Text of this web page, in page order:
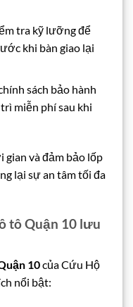
tra kỹ lưỡng để
khi bàn giao lại
sách bảo hành
miễn phí sau khi
và đảm bảo lốp
lại sự an tâm tối đa
tô Quận 10 lưu
10của Cứu Hộ
nổi bật: